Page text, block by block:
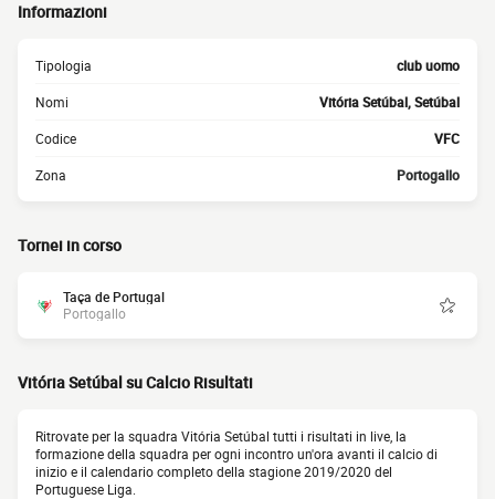
Informazioni
Tipologia club uomo
Nomi Vitória Setúbal, Setúbal
Codice VFC
Zona Portogallo
Tornei in corso
Taça de Portugal
Portogallo
Vitória Setúbal su Calcio Risultati
Ritrovate per la squadra Vitória Setúbal tutti i risultati in live, la
formazione della squadra per ogni incontro un'ora avanti il calcio di
inizio e il calendario completo della stagione 2019/2020 del
Portuguese Liga.